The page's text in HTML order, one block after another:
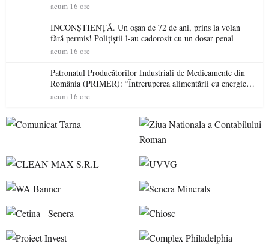
acum 16 ore
INCONȘTIENȚĂ. Un oșan de 72 de ani, prins la volan
fără permis! Polițiștii l-au cadorosit cu un dosar penal
acum 16 ore
Patronatul Producătorilor Industriali de Medicamente din
România (PRIMER): “Întreruperea alimentării cu energie
electrică a fabricilor de medicamente va pune în pericol
acum 16 ore